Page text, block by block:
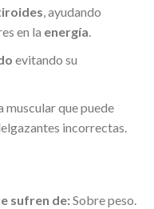
, ayudando
en la energía.
evitando su
muscular que puede
incorrectas.
sufren de:Sobre peso.